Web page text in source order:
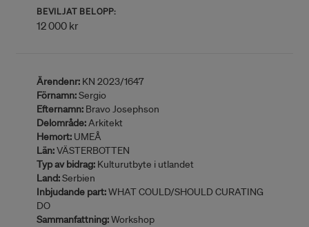
BEVILJAT BELOPP:
12 000 kr
Ärendenr: KN 2023/1647
Förnamn:Sergio
Efternamn: Bravo Josephson
Delområde:Arkitekt
Hemort: UMEÅ
Län:VÄSTERBOTTEN
Typ av bidrag: Kulturutbyte i utlandet
Land:Serbien
Inbjudande part:WHAT COULD/SHOULD CURATING
DO
Sammanfattning:Workshop